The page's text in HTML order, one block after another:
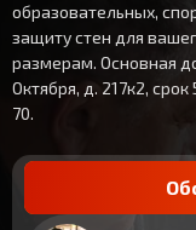
образовательных,
защиту стен для
размерам. Основная
Октября, д. 217к2,
70.